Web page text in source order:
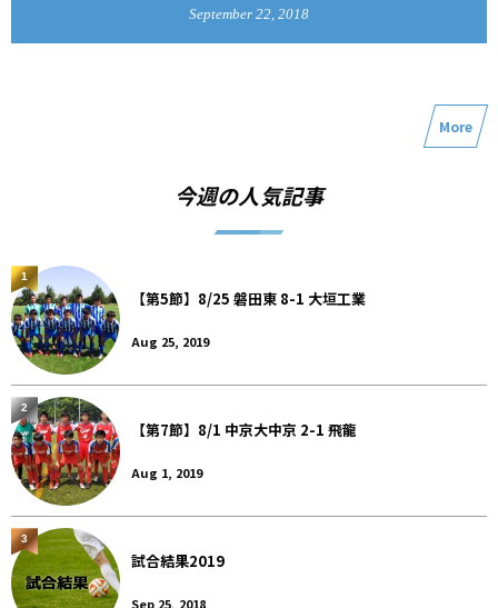
September 22, 2018
More
今週の人気記事
【第5節】8/25 磐田東 8-1 大垣工業
Aug 25, 2019
1
【第7節】8/1 中京大中京 2-1 飛龍
Aug 1, 2019
2
試合結果2019
Sep 25, 2018
3